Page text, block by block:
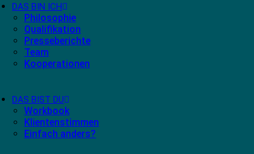
DAS BIN ICH
Philosophie
Qualifikation
Presseberichte
Team
Kooperationen
DAS BIST DU
Workbook
Klientenstimmen
Einfach anders?